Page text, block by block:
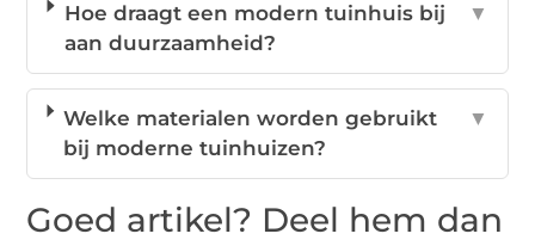
Hoe draagt een modern tuinhuis bij
aan duurzaamheid?
▼
Welke materialen worden gebruikt
bij moderne tuinhuizen?
▼
Goed artikel? Deel hem dan